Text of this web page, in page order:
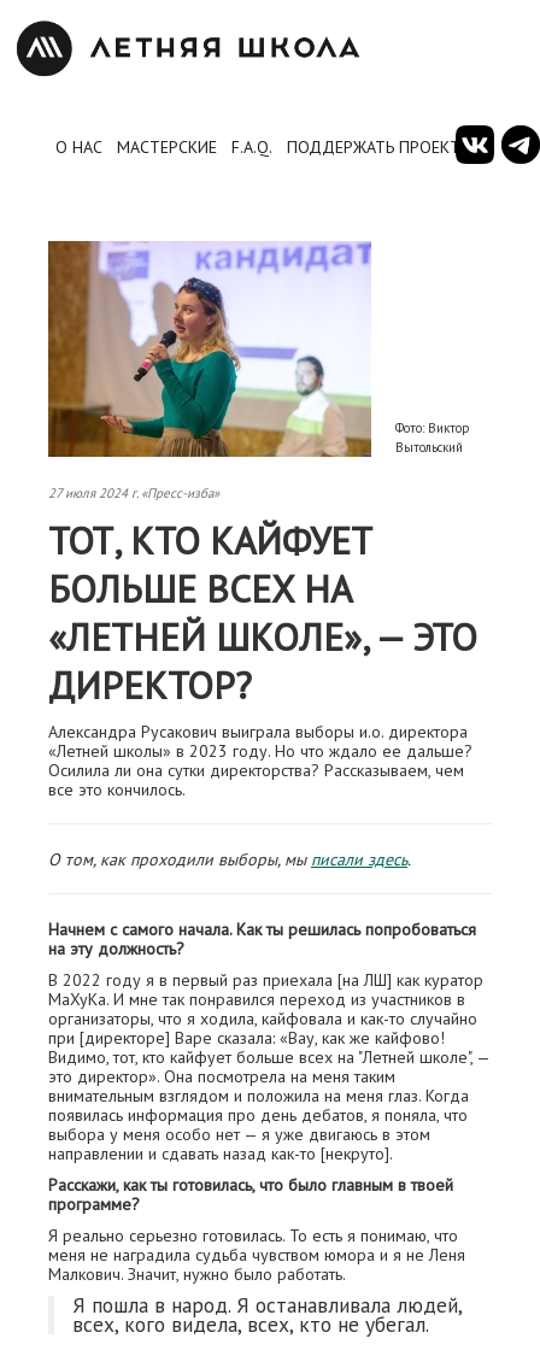
О НАС МАСТЕРСКИЕ F.A.Q. ПОДДЕРЖАТЬ ПРОЕКТ
Фото: Виктор
Вытольский
27 июля 2024 г. «Пресс-изба»
ТОТ, КТО КАЙФУЕТ
БОЛЬШЕ ВСЕХ НА
«ЛЕТНЕЙ ШКОЛЕ», — ЭТО
ДИРЕКТОР?
Александра Русакович выиграла выборы и.о. директора
«Летней школы» в 2023 году. Но что ждало ее дальше?
Осилила ли она сутки директорства? Рассказываем, чем
все это кончилось.
О том, как проходили выборы, мы писали здесь.
Начнем с самого начала. Как ты решилась попробоваться
на эту должность?
В 2022 году я в первый раз приехала [на ЛШ] как куратор
МаХуКа. И мне так понравился переход из участников в
организаторы, что я ходила, кайфовала и как-то случайно
при [директоре] Варе сказала: «Вау, как же кайфово!
Видимо, тот, кто кайфует больше всех на "Летней школе", —
это директор». Она посмотрела на меня таким
внимательным взглядом и положила на меня глаз. Когда
появилась информация про день дебатов, я поняла, что
выбора у меня особо нет — я уже двигаюсь в этом
направлении и сдавать назад как-то [некруто].
Расскажи, как ты готовилась, что было главным в твоей
программе?
Я реально серьезно готовилась. То есть я понимаю, что
меня не наградила судьба чувством юмора и я не Леня
Малкович. Значит, нужно было работать.
Я пошла в народ. Я останавливала людей,
всех, кого видела, всех, кто не убегал.